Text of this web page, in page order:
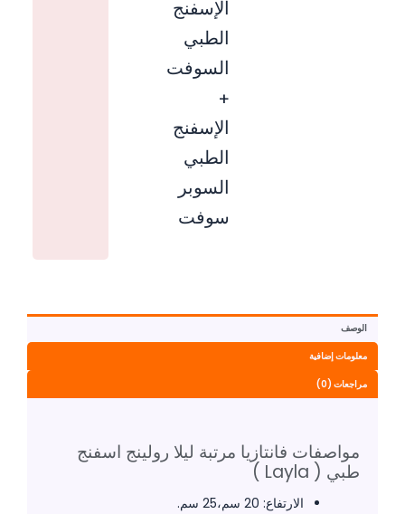
الإسفنج
الطبي
السوفت
+
الإسفنج
الطبي
السوبر
سوفت
الوصف
معلومات إضافية
مراجعات (0)
مواصفات فانتازيا مرتبة ليلا رولينج اسفنج
طبي ( Layla )
الارتفاع: 20 سم،25 سم.